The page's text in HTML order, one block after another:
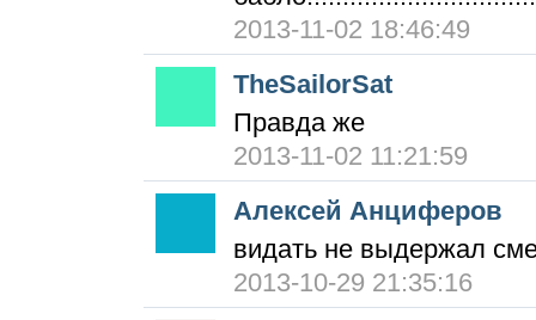
2013-11-02 18:46:49
TheSailorSat
Правда же
2013-11-02 11:21:59
Алексей Анциферов
видать не выдержал
2013-10-29 21:35:16